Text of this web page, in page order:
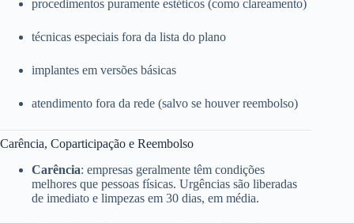
procedimentos puramente estéticos (como clareamento)
técnicas especiais fora da lista do plano
implantes em versões básicas
atendimento fora da rede (salvo se houver reembolso)
Carência, Coparticipação e Reembolso
Carência: empresas geralmente têm condições
melhores que pessoas físicas. Urgências são liberadas
de imediato e limpezas em 30 dias, em média.